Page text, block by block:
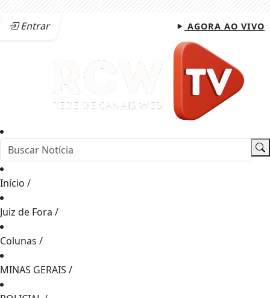
Entrar AGORA AO VIVO
Início /
Juiz de Fora /
Colunas /
MINAS GERAIS /